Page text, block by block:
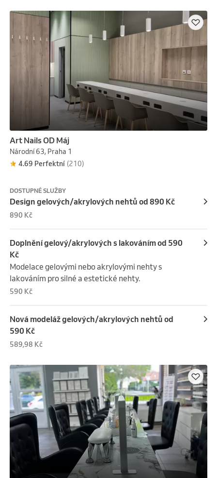
Art Nails OD Máj
Národní 63, Praha 1
4.69 Perfektní (210)
DOSTUPNÉ SLUŽBY
Design gelových/akrylových nehtů od 890 Kč
890 Kč
Doplnění gelový/akrylových s lakováním od 590
Kč
Modelace gelovými nebo akrylovými nehty s
lakováním pro silné a estetické nehty.
590 Kč
Nová modeláž gelových/akrylových nehtů od
590 Kč
589,98 Kč